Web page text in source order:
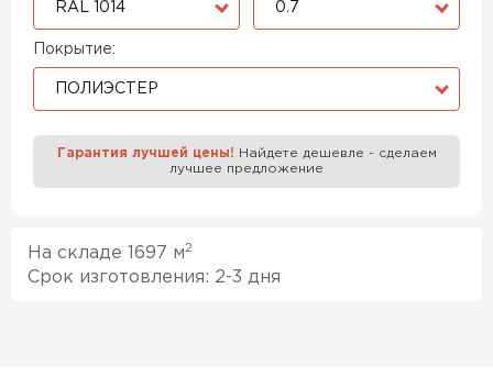
RAL 1014 0.7
Покрытие:
ПОЛИЭСТЕР
Гарантия лучшей цены! Найдете дешевле - сделаем
лучшее предложение
На складе 1697 м2
Срок изготовления: 2-3 дня